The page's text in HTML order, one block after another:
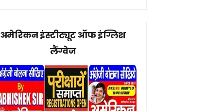
अमेरिकन इंस्टीट्यूट ऑफ इंग्लिश
लैंग्वेज